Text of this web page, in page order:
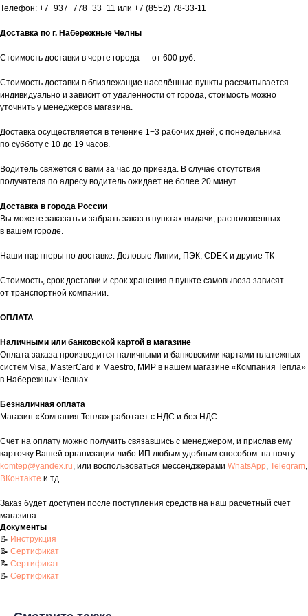
Телефон: +7−937−778−33−11 или +7 (8552) 78-33-11
Доставка по г. Набережные Челны
Стоимость доставки в черте города — от 600 руб.
Стоимость доставки в близлежащие населённые пункты рассчитывается
индивидуально и зависит от удаленности от города, стоимость можно
уточнить у менеджеров магазина.
Доставка осуществляется в течение 1−3 рабочих дней, с понедельника
по субботу с 10 до 19 часов.
Водитель свяжется с вами за час до приезда. В случае отсутствия
получателя по адресу водитель ожидает не более 20 минут.
Доставка в города России
Вы можете заказать и забрать заказ в пунктах выдачи, расположенных
в вашем городе.
Наши партнеры по доставке: Деловые Линии, ПЭК, CDEK и другие ТК
Стоимость, срок доставки и срок хранения в пункте самовывоза зависят
от транспортной компании.
ОПЛАТА
Наличными или банковской картой в магазине
Оплата заказа производится наличными и банковскими картами платежных
систем Visa, MasterCard и Maestro, МИР в нашем магазине «Компания Тепла»
в Набережных Челнах
Безналичная оплата
Магазин «Компания Тепла» работает с НДС и без НДС
Счет на оплату можно получить связавшись с менеджером, и прислав ему
карточку Вашей организации либо ИП любым удобным способом: на почту
komtep@yandex.ru, или воспользоваться мессенджерами WhatsApp, Telegram,
ВКонтакте и тд.
Заказ будет доступен после поступления средств на наш расчетный счет
магазина.
Документы
📝 Инструкция
📝 Сертификат
📝 Сертификат
📝 Сертификат
Покупателям
Пн-Пт: 8:00 - 17:00
Сб: 8:00 - 14:00
Почта: komtep@yandex.ru
+7 (8552) 78-33-11
Заказать звонок